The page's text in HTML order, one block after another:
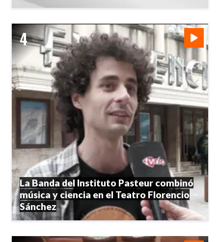
La Banda del Instituto Pasteur combinó
música y ciencia en el Teatro Florencio
Sánchez